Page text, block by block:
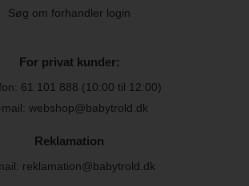
Søg om forhandler login
For privat kunder:
61 101 888 (10:00 til 12:00)
mail: webshop@babytrold.dk
Reklamation
reklamation@babytrold.dk